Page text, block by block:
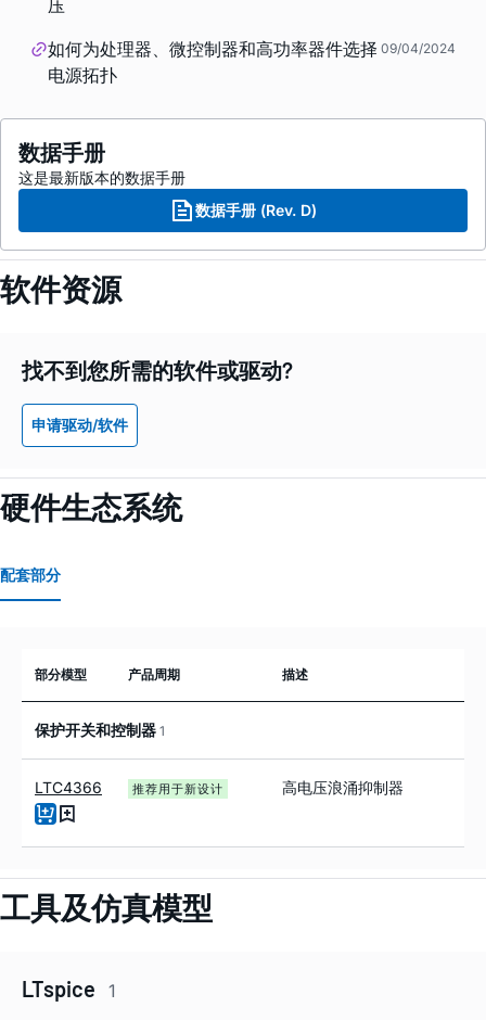
压
如何为处理器、微控制器和高功率器件选择
电源拓扑
09/04/2024
数据手册
这是最新版本的数据手册
数据手册 (Rev. D)
软件资源
找不到您所需的软件或驱动?
申请驱动/软件
硬件生态系统
配套部分
部分模型 产品周期 描述
保护开关和控制器 1
LTC4366 推荐用于新设计 高电压浪涌抑制器
工具及仿真模型
LTspice 1